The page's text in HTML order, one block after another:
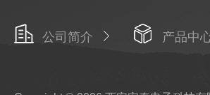
公司简介 产品中